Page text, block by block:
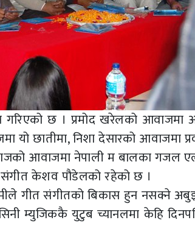
छ । प्रमोद खरेलको आवाजमा
छातीमा, निशा देसारको आवाजमा
आवाजमा नेपाली म बालका गजल
केशव पौडेलको रहेको छ ।
गीत संगीतको बिकास हुन नसक्ने
म्युजिककै युटुब च्यानलमा केहि